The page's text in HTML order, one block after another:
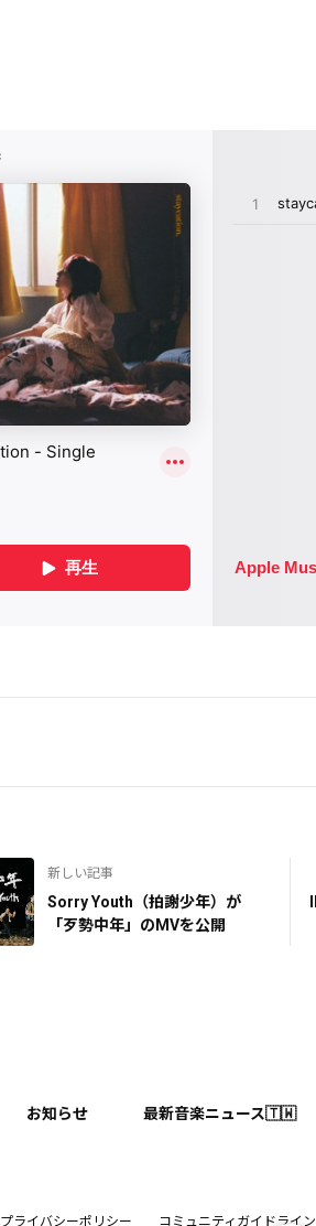
新しい記事
Sorry Youth（拍謝少年）が
「歹勢中年」のMVを公開
お知らせ 最新音楽ニュース🇹🇼
プライバシーポリシー コミュニティガイドライン